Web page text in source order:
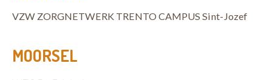
VZW ZORGNETWERK TRENTO CAMPUS Sint-Jozef
MOORSEL